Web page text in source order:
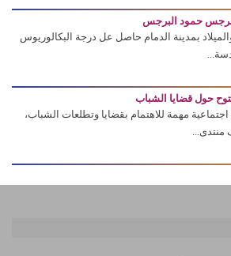
برجس حمود البرجس
بمدينة الدمام حاصل عل درجة البكالوريوس
حول قضايا الشباب
مهمة للاهتمام بقضايا وتطلعات الشباب،
منتدى...